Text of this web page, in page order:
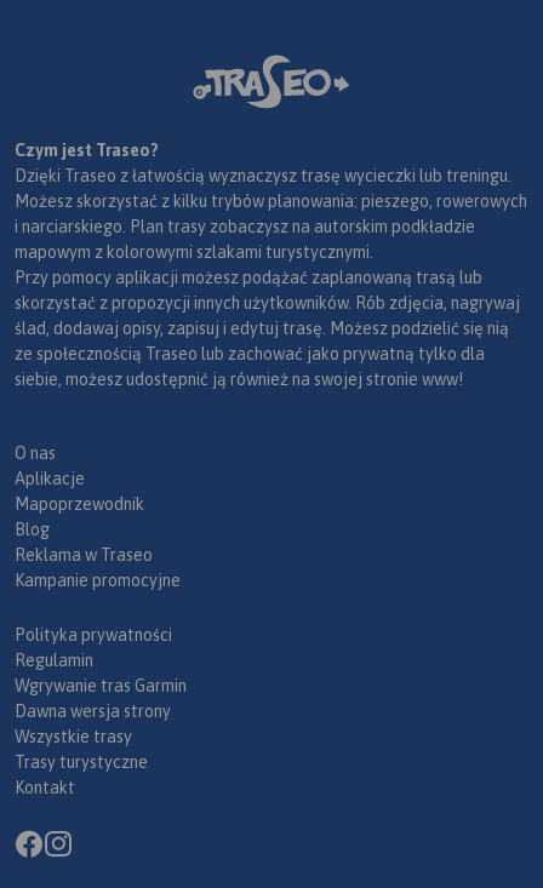
Czym jest Traseo?
Dzięki Traseo z łatwością wyznaczysz trasę wycieczki lub treningu.
Możesz skorzystać z kilku trybów planowania: pieszego, rowerowych
i narciarskiego. Plan trasy zobaczysz na autorskim podkładzie
mapowym z kolorowymi szlakami turystycznymi.
Przy pomocy aplikacji możesz podążać zaplanowaną trasą lub
skorzystać z propozycji innych użytkowników. Rób zdjęcia, nagrywaj
ślad, dodawaj opisy, zapisuj i edytuj trasę. Możesz podzielić się nią
ze społecznością Traseo lub zachować jako prywatną tylko dla
siebie, możesz udostępnić ją również na swojej stronie www!
O nas
Aplikacje
Mapoprzewodnik
Blog
Reklama w Traseo
Kampanie promocyjne
Polityka prywatności
Regulamin
Wgrywanie tras Garmin
Dawna wersja strony
Wszystkie trasy
Trasy turystyczne
Kontakt